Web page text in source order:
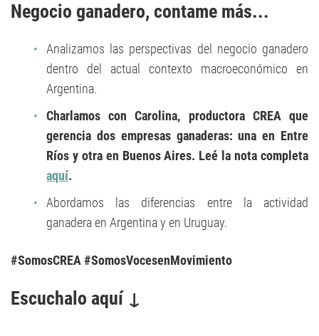
Negocio ganadero, contame más...
Analizamos las perspectivas del negocio ganadero
dentro del actual contexto macroeconómico en
Argentina.
Charlamos con Carolina, productora CREA que
gerencia dos empresas ganaderas: una en Entre
Ríos y otra en Buenos Aires. Leé la nota completa
aquí.
Abordamos las diferencias entre la actividad
ganadera en Argentina y en Uruguay.
#SomosCREA #SomosVocesenMovimiento
Escuchalo aquí ↓